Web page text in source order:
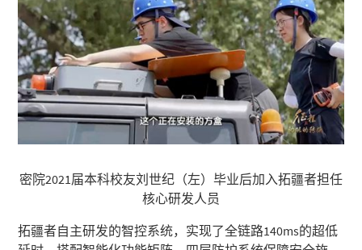
密院2021届本科校友刘世纪（左）毕业后加入拓疆者担任
核心研发人员
拓疆者自主研发的智控系统，实现了全链路140ms的超低